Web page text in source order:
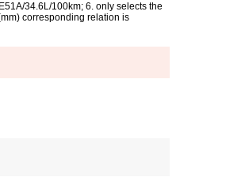
34.6L/100km; 6. only selects the
corresponding relation is